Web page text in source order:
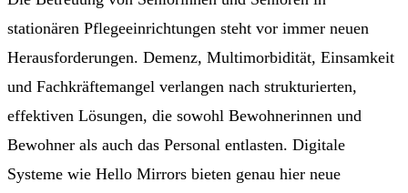
stationären Pflegeeinrichtungen steht vor immer neuen
Herausforderungen. Demenz, Multimorbidität, Einsamkeit
und Fachkräftemangel verlangen nach strukturierten,
effektiven Lösungen, die sowohl Bewohnerinnen und
Bewohner als auch das Personal entlasten. Digitale
Systeme wie Hello Mirrors bieten genau hier neue